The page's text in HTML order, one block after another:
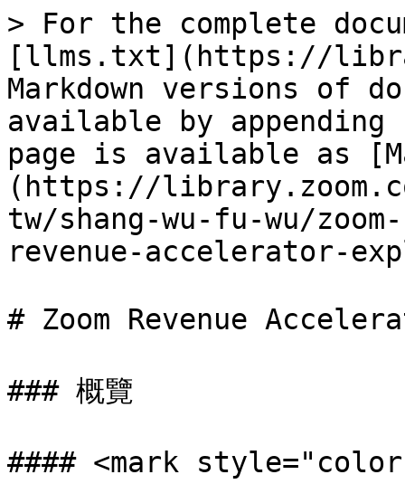
> For the complete
[llms.txt](https://
Markdown versions of
available by
page is available as
(https://
tw/shang-wu-fu-wu/
revenue-accelerator-
# Zoom Revenue
### 概覽
#### <mark style="color: